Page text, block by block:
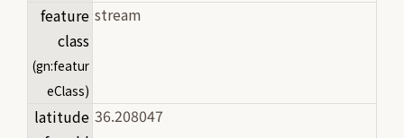
feature
class
(gn:featur
eClass)
stream
latitude 36.208047